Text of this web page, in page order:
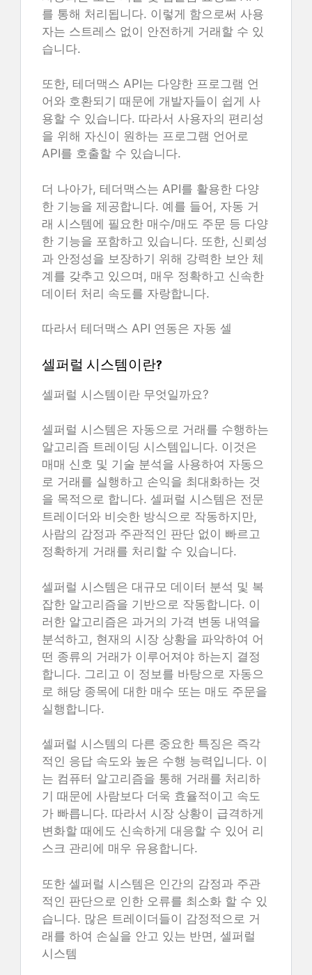
를 통해 처리됩니다. 이렇게 함으로써 사용
자는 스트레스 없이 안전하게 거래할 수 있
습니다.
또한, 테더맥스 API는 다양한 프로그램 언
어와 호환되기 때문에 개발자들이 쉽게 사
용할 수 있습니다. 따라서 사용자의 편리성
을 위해 자신이 원하는 프로그램 언어로
API를 호출할 수 있습니다.
더 나아가, 테더맥스는 API를 활용한 다양
한 기능을 제공합니다. 예를 들어, 자동 거
래 시스템에 필요한 매수/매도 주문 등 다양
한 기능을 포함하고 있습니다. 또한, 신뢰성
과 안정성을 보장하기 위해 강력한 보안 체
계를 갖추고 있으며, 매우 정확하고 신속한
데이터 처리 속도를 자랑합니다.
따라서 테더맥스 API 연동은 자동 셀
셀퍼럴 시스템이란?
셀퍼럴 시스템이란 무엇일까요?
셀퍼럴 시스템은 자동으로 거래를 수행하는
알고리즘 트레이딩 시스템입니다. 이것은
매매 신호 및 기술 분석을 사용하여 자동으
로 거래를 실행하고 손익을 최대화하는 것
을 목적으로 합니다. 셀퍼럴 시스템은 전문
트레이더와 비슷한 방식으로 작동하지만,
사람의 감정과 주관적인 판단 없이 빠르고
정확하게 거래를 처리할 수 있습니다.
셀퍼럴 시스템은 대규모 데이터 분석 및 복
잡한 알고리즘을 기반으로 작동합니다. 이
러한 알고리즘은 과거의 가격 변동 내역을
분석하고, 현재의 시장 상황을 파악하여 어
떤 종류의 거래가 이루어져야 하는지 결정
합니다. 그리고 이 정보를 바탕으로 자동으
로 해당 종목에 대한 매수 또는 매도 주문을
실행합니다.
셀퍼럴 시스템의 다른 중요한 특징은 즉각
적인 응답 속도와 높은 수행 능력입니다. 이
는 컴퓨터 알고리즘을 통해 거래를 처리하
기 때문에 사람보다 더욱 효율적이고 속도
가 빠릅니다. 따라서 시장 상황이 급격하게
변화할 때에도 신속하게 대응할 수 있어 리
스크 관리에 매우 유용합니다.
또한 셀퍼럴 시스템은 인간의 감정과 주관
적인 판단으로 인한 오류를 최소화 할 수 있
습니다. 많은 트레이더들이 감정적으로 거
래를 하여 손실을 안고 있는 반면, 셀퍼럴
시스템